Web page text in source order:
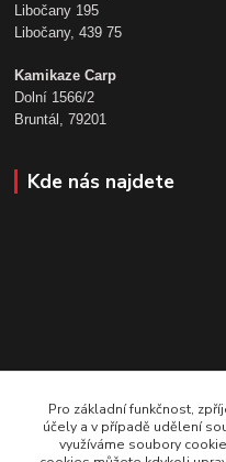
Libočany 195
Libočany, 439 75
Kamikaze Carp
Dolní 1566/2
Bruntál, 79201
Kde nás najdete
Pro základní funkčnost,
účely a v případě udělení
využíváme soubory